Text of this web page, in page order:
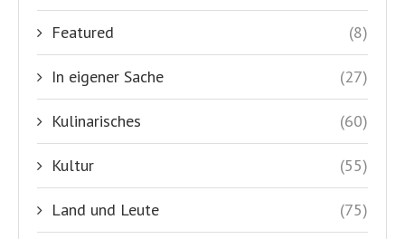
Featured (8)
In eigener Sache (27)
Kulinarisches (60)
Kultur (55)
Land und Leute (75)